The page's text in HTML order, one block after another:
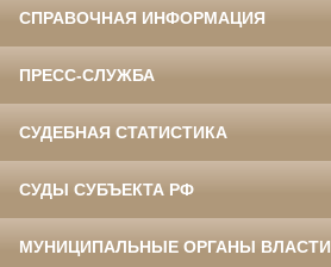
СПРАВОЧНАЯ ИНФОРМАЦИЯ
ПРЕСС-СЛУЖБА
СУДЕБНАЯ СТАТИСТИКА
СУДЫ СУБЪЕКТА РФ
МУНИЦИПАЛЬНЫЕ ОРГАНЫ ВЛАСТИ